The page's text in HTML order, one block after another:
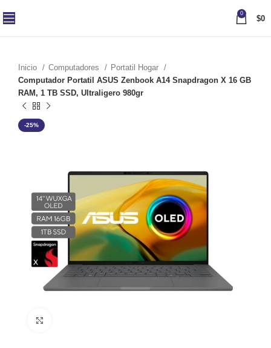
0
$0
Inicio Computadores
Portatil Hogar
Computador Portatil ASUS Zenbook A14 Snapdragon X 16 GB
RAM, 1 TB SSD, Ultraligero 980gr
-25%